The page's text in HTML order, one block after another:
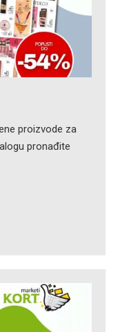
proizvode za
pronađite